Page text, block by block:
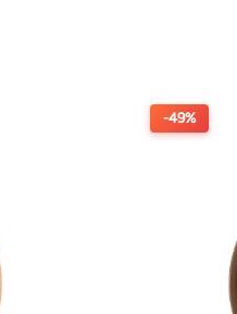
-49%